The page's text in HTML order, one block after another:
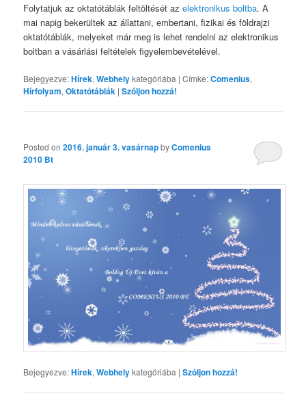
Folytatjuk az oktatótáblák feltöltését azelektronikus boltba. A
mai napig bekerültek az állattani, embertani, fizikai és földrajzi
oktatótáblák, melyeket már meg is lehet rendelni az elektronikus
boltban a vásárlási feltételek figyelembevételével.
Bejegyezve:Hírek,Webhelykategóriába |Címke:Comenius,
Hírfolyam,Oktatótáblák |Szóljon hozzá!
Posted on2016. január 3. vasárnapbyComenius
2010 Bt
Bejegyezve:Hírek,Webhelykategóriába |Szóljon hozzá!